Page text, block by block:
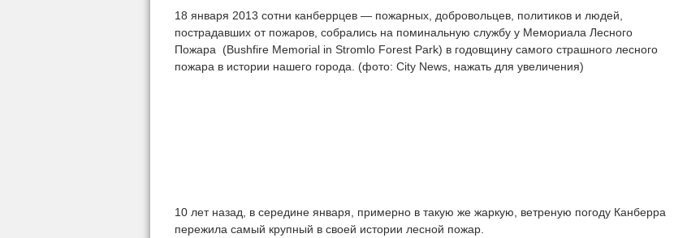
18 января 2013 сотни канберрцев — пожарных, добровольцев, политиков и людей,
пострадавших от пожаров, собрались на поминальную службу у Мемориала Лесного
Пожара (Bushfire Memorial in Stromlo Forest Park) в годовщину самого страшного лесного
пожара в истории нашего города. (фото: City News, нажать для увеличения)
10 лет назад, в середине января, примерно в такую же жаркую, ветреную погоду Канберра
пережила самый крупный в своей истории лесной пожар.